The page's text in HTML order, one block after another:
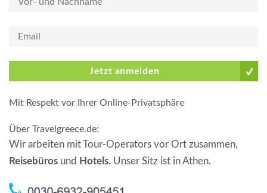
Jetzt anmelden
Mit Respekt vor Ihrer Online-Privatsphäre
Über Travelgreece.de:
Wir arbeiten mit Tour-Operators vor Ort zusammen,
Reisebüros und Hotels. Unser Sitz ist in Athen.